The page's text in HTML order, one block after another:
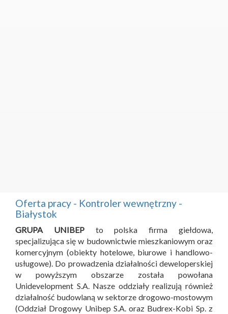
Oferta pracy - Kontroler wewnętrzny -
Białystok
GRUPA UNIBEPto polska firma giełdowa,
specjalizująca się w budownictwie mieszkaniowym oraz
komercyjnym (obiekty hotelowe, biurowe i handlowo-
usługowe). Do prowadzenia działalności deweloperskiej
w powyższym obszarze została powołana
Unidevelopment S.A. Nasze oddziały realizują również
działalność budowlaną w sektorze drogowo-mostowym
(Oddział Drogowy Unibep S.A. oraz Budrex-Kobi Sp. z